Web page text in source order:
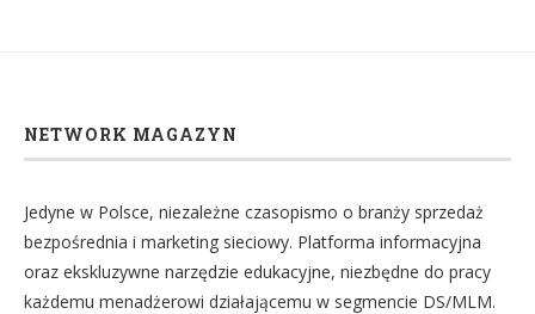
NETWORK MAGAZYN
Jedyne w Polsce, niezależne czasopismo o branży sprzedaż
bezpośrednia i marketing sieciowy. Platforma informacyjna
oraz ekskluzywne narzędzie edukacyjne, niezbędne do pracy
każdemu menadżerowi działającemu w segmencie DS/MLM.